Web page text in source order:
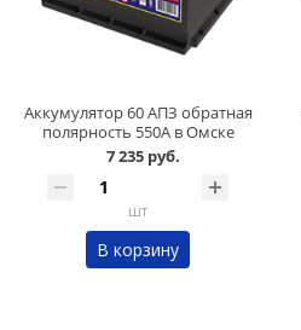
Аккумулятор 60 АПЗ обратная
полярность 550А в Омске
7 235 руб.
шт
В корзину